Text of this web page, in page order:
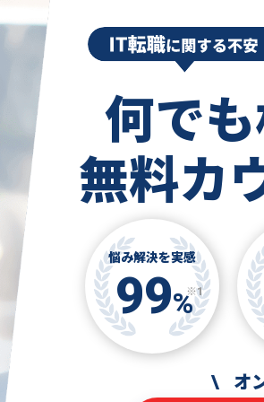
何で
無料カ
悩み解決を実感
99%※1
\ オ